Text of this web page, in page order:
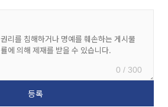
0 / 300